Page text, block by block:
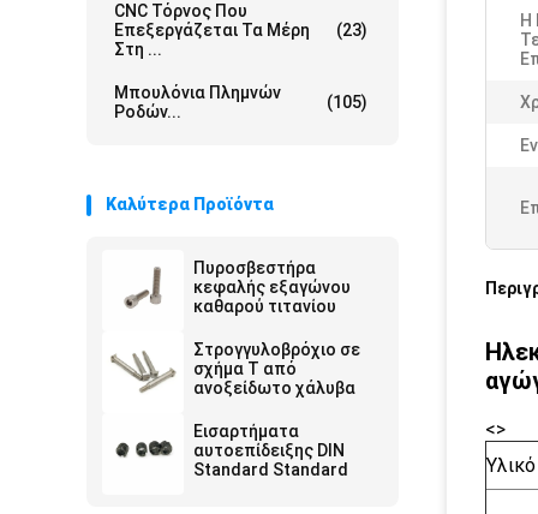
CNC Τόρνος Που
Επεξεργάζεται Τα Μέρη
Στη ...
(23)
Μπουλόνια Πλημνών
Ροδών...
(105)
Καλύτερα Προϊόντα
Πυροσβεστήρα
κεφαλής εξαγώνου
καθαρού τιτανίου
Στρογγυλοβρόχιο σε
σχήμα Τ από
ανοξείδωτο χάλυβα
Εισαρτήματα
αυτοεπίδειξης DIN
Standard Standard
Η
<>
Υλικό